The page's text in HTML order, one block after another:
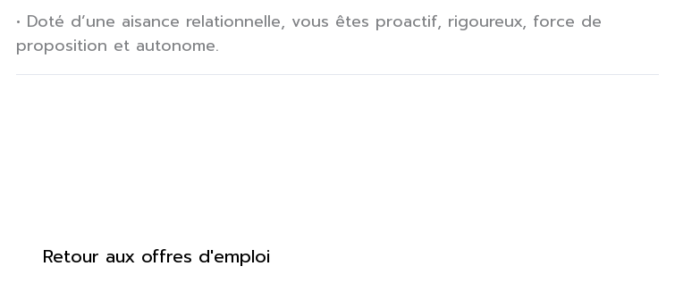
• Doté d’une aisance relationnelle, vous êtes proactif, rigoureux, force de
proposition et autonome.
Retour aux offres d'emploi